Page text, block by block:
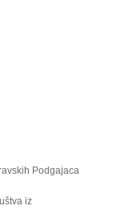
Podgajaca
iz